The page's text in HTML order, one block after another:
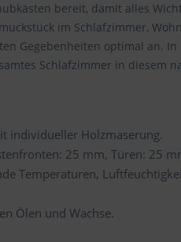
bereit, damit alles
im Schlafzimmer,
Gegebenheiten optimal an.
Schlafzimmer in diesem
individueller Holzmaserung.
25 mm, Türen: 25
Temperaturen,
Ölen und Wachse.